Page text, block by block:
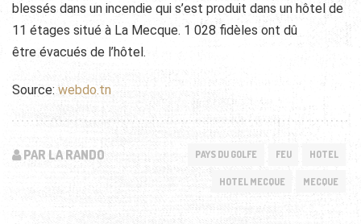
blessés dans un incendie qui s’est produit dans un hôtel de
11 étages situé à La Mecque. 1 028 fidèles ont dû
être évacués de l’hôtel.
Source: webdo.tn
PAR LA RANDO PAYS DU GOLFE FEU HOTEL
HOTEL MECQUE MECQUE